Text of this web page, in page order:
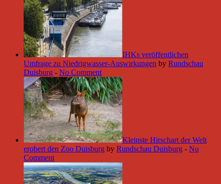
IHKs veröffentlichen
Umfrage zu Niedrigwasser-Auswirkungen by Rundschau
Duisburg - No Comment
Kleinste Hirschart der Welt
erobert den Zoo Duisburg by Rundschau Duisburg - No
Comment